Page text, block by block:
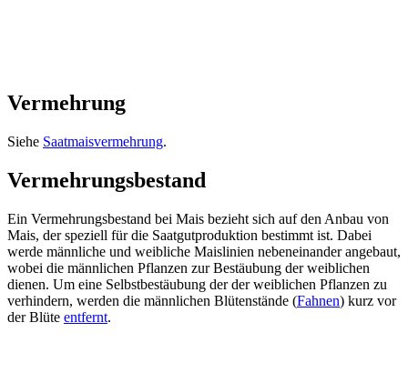
Vermehrung
Siehe Saatmaisvermehrung.
Vermehrungsbestand
Ein Vermehrungsbestand bei Mais bezieht sich auf den Anbau von
Mais, der speziell für die Saatgutproduktion bestimmt ist. Dabei
werde männliche und weibliche Maislinien nebeneinander angebaut,
wobei die männlichen Pflanzen zur Bestäubung der weiblichen
dienen. Um eine Selbstbestäubung der der weiblichen Pflanzen zu
verhindern, werden die männlichen Blütenstände (Fahnen) kurz vor
der Blüte entfernt.